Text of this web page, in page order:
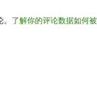
了解你的评论数据如何被